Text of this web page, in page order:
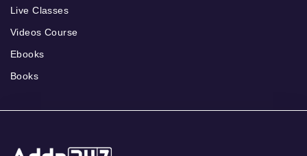
Live Classes
Videos Course
Ebooks
Books